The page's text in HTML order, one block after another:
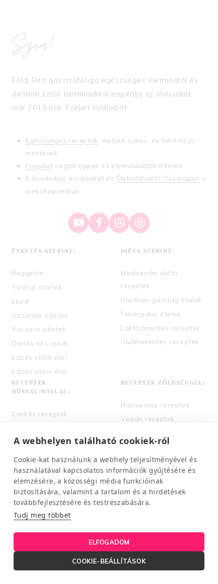
A webhelyen található cookiek-ról
Cookie-kat használunk a webhely teljesítményével és
használatával kapcsolatos információk gyűjtésére és
elemzésére, a közösségi média funkcióinak
biztosítására, valamint a tartalom és a hirdetések
továbbfejlesztésére és testreszabására.
Tudj meg többet
ELFOGADOM
COOKIE-BEÁLLÍTÁSOK
Szia!
Földi Rita gasztroblogja egészséges életmódról és
diétáról szóló tartalmakkal inspirálja az olvasókat
már 2013 óta. Ezeket találod itt:
Egészséges receptek, melyek cukor- és fehérliszt-
mentesek
Fogyást segítő tippek és életmódváltó ötletek
E-bookokat, könyveket és Életmódváltó Csomagot a
webshopomban
ÉTKEZÉS SZERINT:
Reggelire
Tízórai ötletek
Ebéd
Uzsonna ötletek
Vacsora ötletek
Diétás sós nasik
Edzés előtti étel
Edzés utáni étel
DIÉTA SZERINT:
Mediterrán diéta
receptek
Rostban gazdag ételek
Fehérjedús ételek
Laktózmentes receptek
Gluténmentes receptek
RECEPTEK
HÚSSAL/HALLAL:
Csirkés receptek
Sertéshúsos receptek
Darált húsos receptek
Karaj receptek
Halas receptek
RECEPTEK ZÖLDSÉGGEL:
Húsmentes receptek
Vegán receptek
Spárgás receptek
Spenótos receptek
Sütőtökös receptek
Tortilla receptek
Chimichurri-s receptek
15 perces receptek
30 perces receptek
Tavaszi receptek
Nyári receptek